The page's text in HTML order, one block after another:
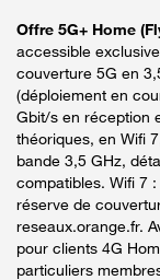
Offre 5G+ Home
accessible
couverture 5G en
(déploiement en
Gbit/s en réception
théoriques, en Wifi
bande 3,5 GHz,
compatibles. Wifi 7
réserve de
reseaux.orange.fr.
pour clients 4G
particuliers